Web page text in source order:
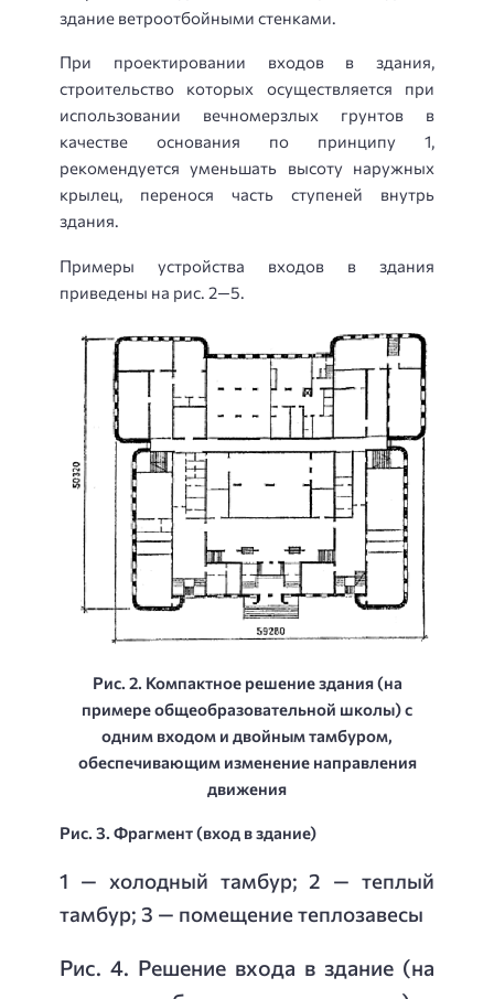
здание ветроотбойными стенками.
При проектировании входов в здания,
строительство которых осуществляется при
использовании вечномерзлых грунтов в
качестве основания по принципу 1,
рекомендуется уменьшать высоту наружных
крылец, перенося часть ступеней внутрь
здания.
Примеры устройства входов в здания
приведены на рис. 2—5.
Рис. 2. Компактное решение здания (на
примере общеобразовательной школы) с
одним входом и двойным тамбуром,
обеспечивающим изменение направления
движения
Рис. 3. Фрагмент (вход в здание)
1 — холодный тамбур; 2 — теплый
тамбур; 3 — помещение теплозавесы
Рис. 4. Решение входа в здание (на